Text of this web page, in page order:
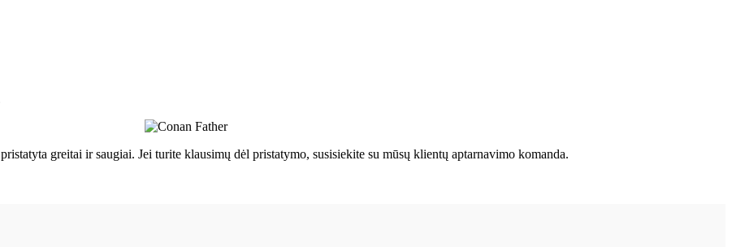
greitai ir saugiai. Jei turite klausimų dėl pristatymo, susisiekite su mūsų klientų aptarnavimo komanda.